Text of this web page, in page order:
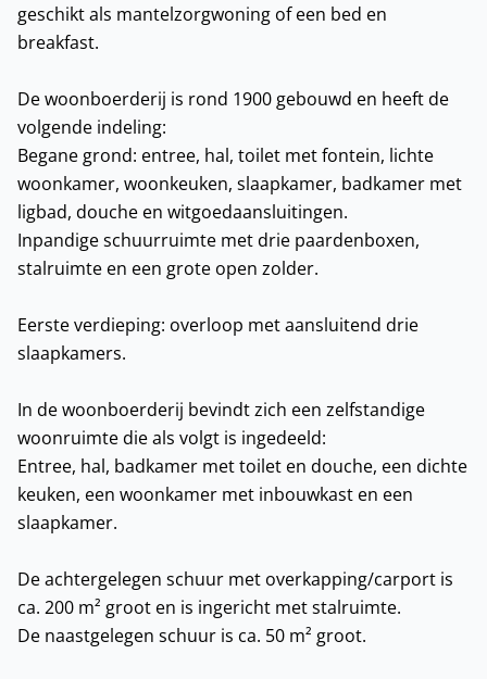
geschikt als mantelzorgwoning of een bed en
breakfast.
De woonboerderij is rond 1900 gebouwd en heeft de
volgende indeling:
Begane grond: entree, hal, toilet met fontein, lichte
woonkamer, woonkeuken, slaapkamer, badkamer met
ligbad, douche en witgoedaansluitingen.
Inpandige schuurruimte met drie paardenboxen,
stalruimte en een grote open zolder.
Eerste verdieping: overloop met aansluitend drie
slaapkamers.
In de woonboerderij bevindt zich een zelfstandige
woonruimte die als volgt is ingedeeld:
Entree, hal, badkamer met toilet en douche, een dichte
keuken, een woonkamer met inbouwkast en een
slaapkamer.
De achtergelegen schuur met overkapping/carport is
ca. 200 m² groot en is ingericht met stalruimte.
De naastgelegen schuur is ca. 50 m² groot.